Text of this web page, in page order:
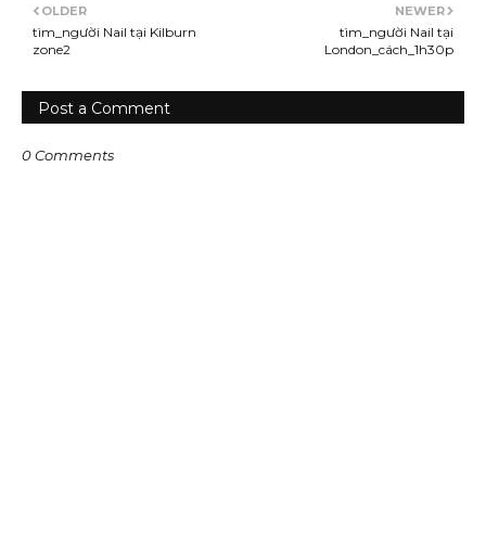
NEWER
tìm_người Nail tại
London_cách_1h30p
OLDER
tìm_người Nail tại Kilburn
zone2
Post a Comment
0 Comments